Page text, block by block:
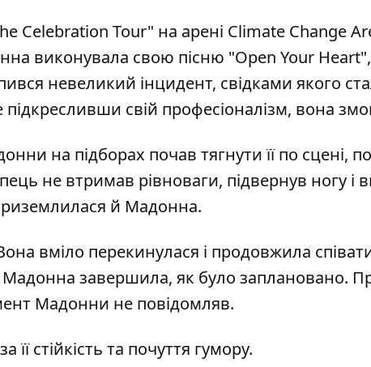
Celebration Tour" на арені Climate Change
виконувала свою пісню "Open Your
невеликий інцидент, свідками якого
свій професіоналізм, вона
на підборах почав тягнути її по сцені,
не втримав рівноваги, підвернув ногу і
й Мадонна.
вміло перекинулася і продовжила
завершила, як було заплановано.
Мадонни не повідомляв.
стійкість та почуття гумору.